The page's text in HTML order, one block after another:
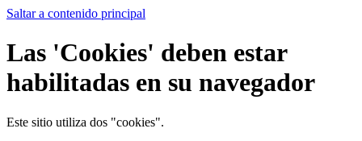
Saltar a contenido principal
Las 'Cookies' deben estar
habilitadas en su navegador
Este sitio utiliza dos "cookies".